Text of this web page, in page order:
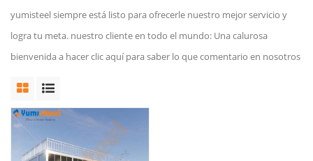
yumisteel siempre está listo para ofrecerle nuestro mejor servicio y
logra tu meta. nuestro cliente en todo el mundo: Una calurosa
bienvenida a hacer clic aquí para saber lo que comentario en nosotros